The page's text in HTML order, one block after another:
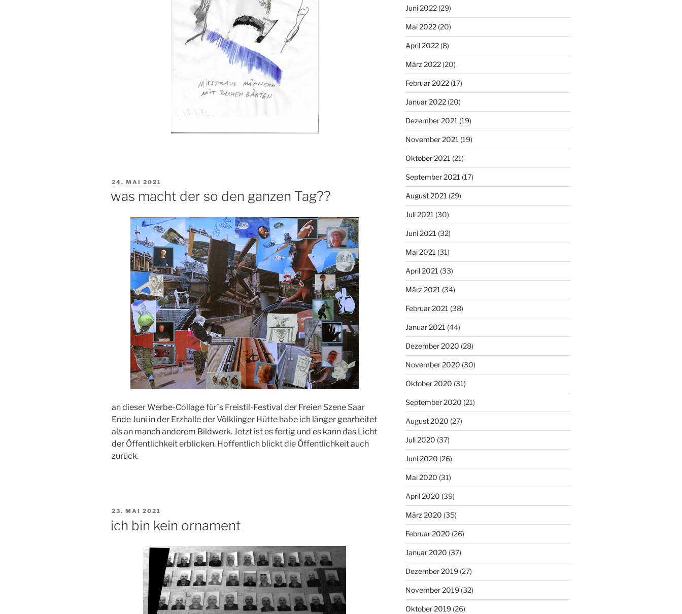
VERÖFFENTLICHT
24. MAI 2021
was macht der so den ganzen Tag??
an dieser Werbe-Collage für`s Freistil-Festival der Freien Szene Saar
Ende Juni in der Erzhalle der Völklinger Hütte habe ich länger gearbeitet
als an manch anderem Bildwerk. Jetzt ist es fertig und es kann das Licht
der Öffentlichkeit erblicken. Hoffentlich blickt die Öffentlichkeit auch
zurück.
VERÖFFENTLICHT
AM
23. MAI 2021
ich bin kein ornament
Juni 2022(29)
Mai 2022(20)
April 2022(8)
März 2022(20)
Februar 2022(17)
Januar 2022(20)
Dezember 2021 (19)
November 2021 (19)
Oktober 2021 (21)
September 2021 (17)
August 2021 (29)
Juli 2021 (30)
Juni 2021 (32)
Mai 2021 (31)
April 2021 (33)
März 2021 (34)
Februar 2021 (38)
Januar 2021 (44)
Dezember 2020 (28)
November 2020 (30)
Oktober 2020 (31)
September 2020 (21)
August 2020 (27)
Juli 2020 (37)
Juni 2020 (26)
Mai 2020 (31)
April 2020 (39)
März 2020 (35)
Februar 2020 (26)
Januar 2020 (37)
Dezember 2019(27)
November 2019(32)
Oktober 2019(26)